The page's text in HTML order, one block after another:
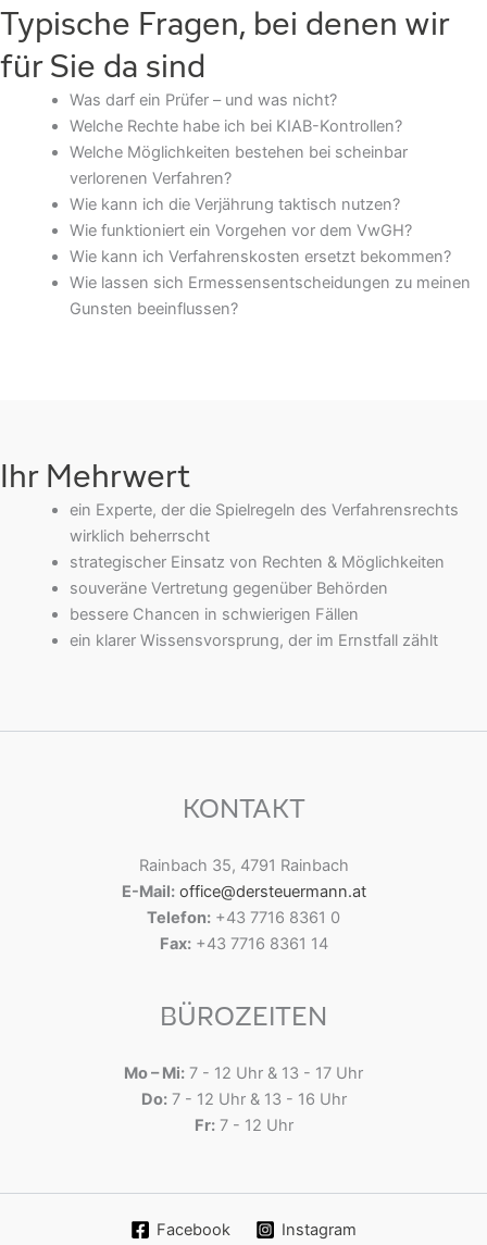
Typische Fragen, bei denen wir
für Sie da sind
Was darf ein Prüfer – und was nicht?
Welche Rechte habe ich bei KIAB-Kontrollen?
Welche Möglichkeiten bestehen bei scheinbar
verlorenen Verfahren?
Wie kann ich die Verjährung taktisch nutzen?
Wie funktioniert ein Vorgehen vor dem VwGH?
Wie kann ich Verfahrenskosten ersetzt bekommen?
Wie lassen sich Ermessensentscheidungen zu meinen
Gunsten beeinflussen?
Ihr Mehrwert
ein Experte, der die Spielregeln des Verfahrensrechts
wirklich beherrscht
strategischer Einsatz von Rechten & Möglichkeiten
souveräne Vertretung gegenüber Behörden
bessere Chancen in schwierigen Fällen
ein klarer Wissensvorsprung, der im Ernstfall zählt
KONTAKT
Rainbach 35, 4791 Rainbach
E-Mail: office@dersteuermann.at
Telefon: +43 7716 8361 0
Fax:+43 7716 8361 14
BÜROZEITEN
Mo – Mi: 7 - 12 Uhr & 13 - 17 Uhr
Do:7 - 12 Uhr & 13 - 16 Uhr
Fr:7 - 12 Uhr
Facebook Instagram